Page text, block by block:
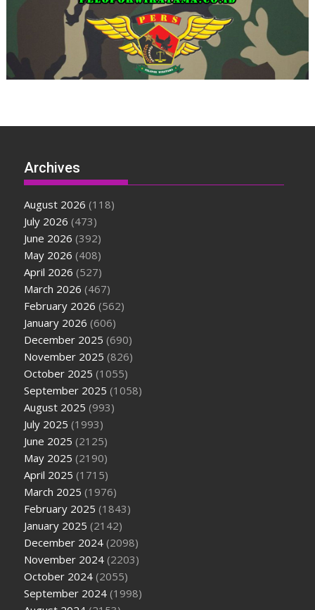
Archives
August 2026 (118)
July 2026 (473)
June 2026 (392)
May 2026 (408)
April 2026 (527)
March 2026 (467)
February 2026 (562)
January 2026 (606)
December 2025 (690)
November 2025 (826)
October 2025 (1055)
September 2025 (1058)
August 2025 (993)
July 2025 (1993)
June 2025 (2125)
May 2025 (2190)
April 2025 (1715)
March 2025 (1976)
February 2025 (1843)
January 2025 (2142)
December 2024 (2098)
November 2024 (2203)
October 2024 (2055)
September 2024 (1998)